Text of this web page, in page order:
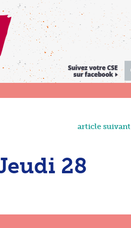
article suivant
28